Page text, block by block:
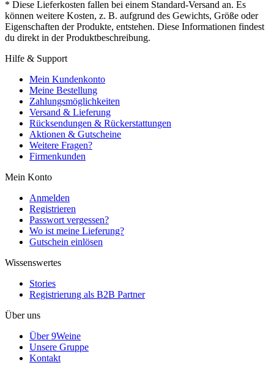
* Diese Lieferkosten fallen bei einem Standard-Versand an. Es
können weitere Kosten, z. B. aufgrund des Gewichts, Größe oder
Eigenschaften der Produkte, entstehen. Diese Informationen findest
du direkt in der Produktbeschreibung.
Hilfe & Support
Mein Kundenkonto
Meine Bestellung
Zahlungsmöglichkeiten
Versand & Lieferung
Rücksendungen & Rückerstattungen
Aktionen & Gutscheine
Weitere Fragen?
Firmenkunden
Mein Konto
Anmelden
Registrieren
Passwort vergessen?
Wo ist meine Lieferung?
Gutschein einlösen
Wissenswertes
Stories
Registrierung als B2B Partner
Über uns
Über 9Weine
Unsere Gruppe
Kontakt